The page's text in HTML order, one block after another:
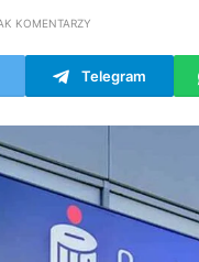
KOMENTARZY
Telegram